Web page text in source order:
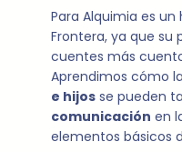
Para Alquimia es
Frontera, ya que su
cuentes más
Aprendimos cómo
e hijos se pueden
comunicación en
elementos básicos